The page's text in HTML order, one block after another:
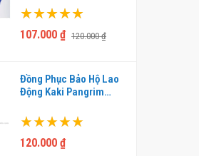
Xếp hạng:
100%
107.000 ₫ 120.000 ₫
Đồng Phục Bảo Hộ Lao
Động Kaki Pangrim
Xếp hạng:
100%
120.000 ₫